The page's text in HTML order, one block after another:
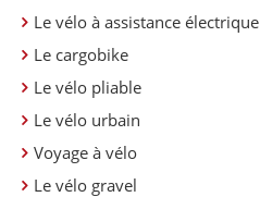
Le vélo à assistance électrique
Le cargobike
Le vélo pliable
Le vélo urbain
Voyage à vélo
Le vélo gravel